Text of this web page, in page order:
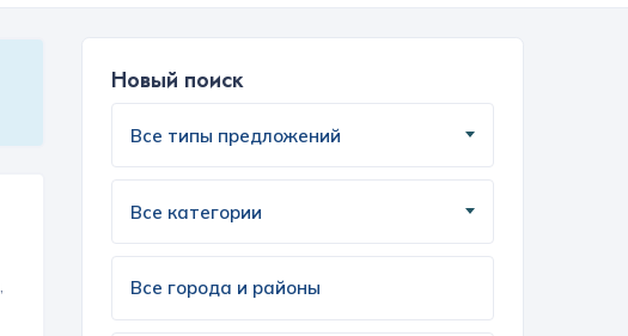
Новый поиск
Все типы предложений
Все категории